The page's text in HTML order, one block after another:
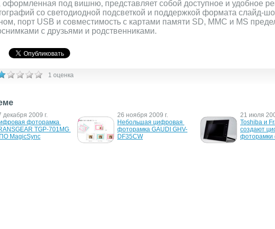
оформленная под вишню, представляет собой доступное и удобное
со светодиодной подсветкой и поддержкой формата слайд-
порт USB и совместимость с картами памяти SD, MMC и MS
с друзьями и родственниками.
1 оценка
декабря 2009 г.
фоторамка
TGP-701MG
MagicSync
26 ноября 2009 г.
Небольшая цифровая
фоторамка GAUDI GHV-
DF35CW
21 июля
Toshiba и
создают
фоторамки